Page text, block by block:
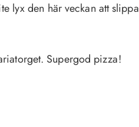
lyx den här veckan att slippa
Supergod pizza!